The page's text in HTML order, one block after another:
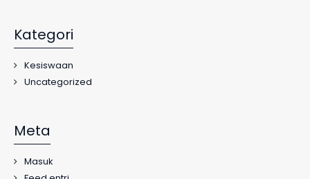
Kategori
Kesiswaan
Uncategorized
Meta
Masuk